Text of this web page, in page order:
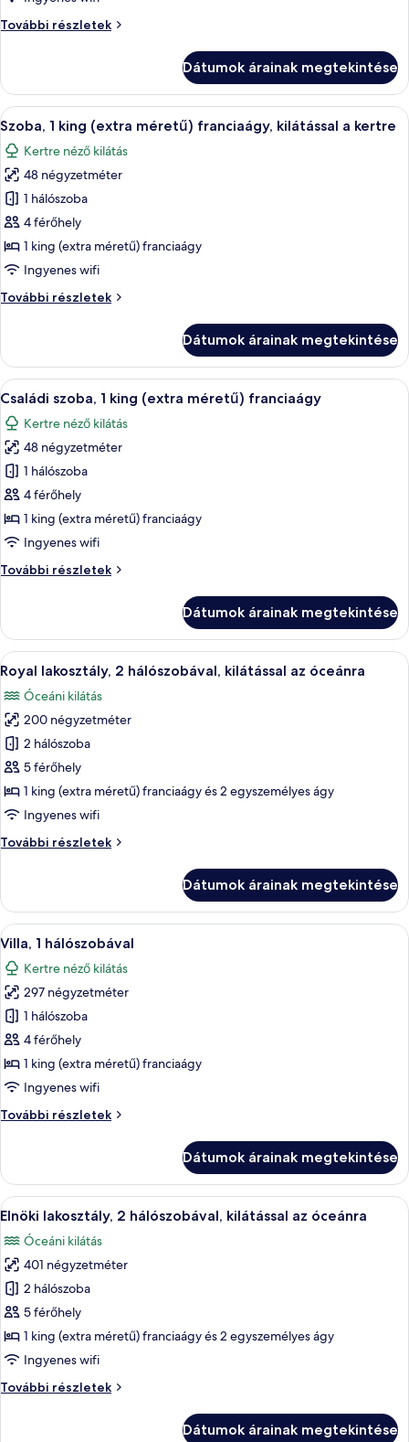
hálószobával,
kilátással
További részletek
Lakosztály,
az
óceánra
további
Dátumok árainak megtekintése
A
következő
szoba
összes
képének
megtekintése:
Szoba,
1
(extra
kilátással
a
kertre
Egy szállodai szoba, amelyben egy
11
Szoba, 1 king (extra méretű) franciaágy, kilátással a kertre
Kertre néző kilátás
48 négyzetméter
1 hálószoba
4 férőhely
1 king (extra méretű) franciaágy
Ingyenes wifi
További részletek
Szoba,
méretű)
franciaágy,
kilátással
kertre
további
részletei
Dátumok árainak megtekintése
A
következő
szoba
összes
képének
megtekintése:
Családi
szoba,
king
franciaágy
Minibár, széf a szobában,
10
Családi szoba, 1 king (extra méretű) franciaágy
Kertre néző kilátás
48 négyzetméter
1 hálószoba
4 férőhely
1 king (extra méretű) franciaágy
Ingyenes wifi
További részletek
Családi
(extra
méretű)
franciaágy
további
részletei
Dátumok árainak megtekintése
A
következő
szoba
összes
képének
megtekintése:
Royal
lakosztály,
hálószobával,
óceánra
Royal lakosztály, 2 hálószobával,
10
Royal lakosztály, 2 hálószobával, kilátással az óceánra
Óceáni kilátás
200 négyzetméter
2 hálószoba
5 férőhely
1 king (extra méretű) franciaágy és 2 egyszemélyes ágy
Ingyenes wifi
További részletek
Royal
kilátással
az
óceánra
részletei
Dátumok árainak megtekintése
A
következő
szoba
összes
képének
megtekintése:
Villa,
1
hálószobával
Egy modern ház úszómedencével,
6
Villa, 1 hálószobával
Kertre néző kilátás
297 négyzetméter
1 hálószoba
4 férőhely
1 king (extra méretű) franciaágy
Ingyenes wifi
További részletek
Villa,
részletei
Dátumok árainak megtekintése
A
következő
szoba
összes
képének
megtekintése:
Elnöki
lakosztály,
hálószobával,
Elnöki lakosztály, 2 hálószobával,
13
Elnöki lakosztály, 2 hálószobával, kilátással az óceánra
Óceáni kilátás
401 négyzetméter
2 hálószoba
5 férőhely
1 king (extra méretű) franciaágy és 2 egyszemélyes ágy
Ingyenes wifi
További részletek
Elnöki
Dátumok árainak megtekintése